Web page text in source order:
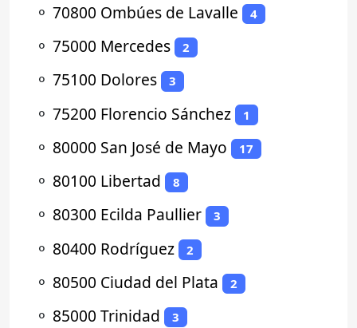
⚬ 70800 Ombúes de Lavalle 4
⚬ 75000 Mercedes 2
⚬ 75100 Dolores 3
⚬ 75200 Florencio Sánchez 1
⚬ 80000 San José de Mayo 17
⚬ 80100 Libertad 8
⚬ 80300 Ecilda Paullier 3
⚬ 80400 Rodríguez 2
⚬ 80500 Ciudad del Plata 2
⚬ 85000 Trinidad 3